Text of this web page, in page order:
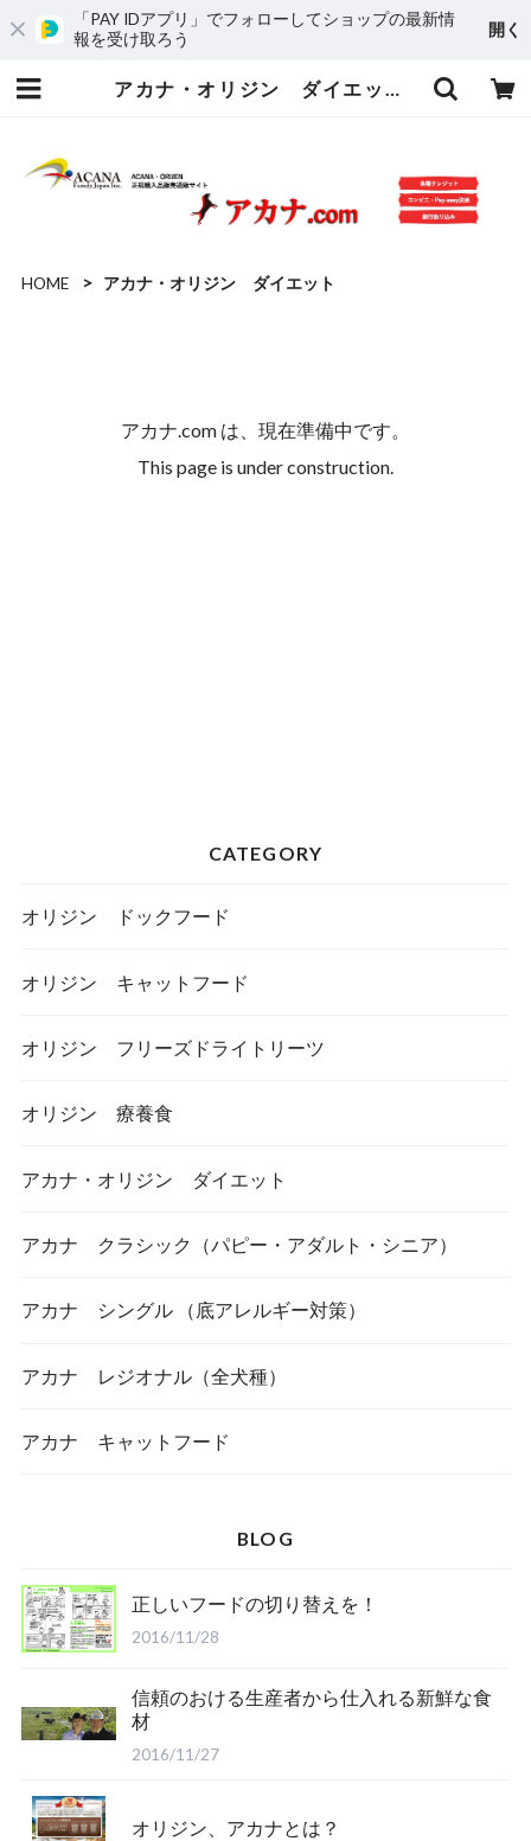
「PAY IDアプリ」でフォローしてショップの最新情
報を受け取ろう
開く
アカナ・オリジン ダイエット | アカナ.com
HOME アカナ・オリジン ダイエット
アカナ.com は、現在準備中です。
This page is under construction.
CATEGORY
オリジン ドックフード
オリジン キャットフード
オリジン フリーズドライトリーツ
オリジン 療養食
アカナ・オリジン ダイエット
アカナ クラシック（パピー・アダルト・シニア）
アカナ シングル （底アレルギー対策）
アカナ レジオナル（全犬種）
アカナ キャットフード
BLOG
正しいフードの切り替えを！
2016/11/28
信頼のおける生産者から仕入れる新鮮な食
材
2016/11/27
オリジン、アカナとは？